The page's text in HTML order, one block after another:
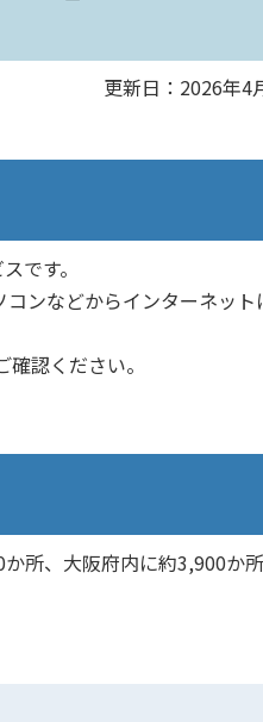
更新日：2026年4
です。
ンなどからインターネット
認ください。
所、大阪府内に約3,900か